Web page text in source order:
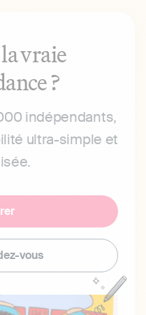
vraie
?
indépendants,
ultra-simple et
vous